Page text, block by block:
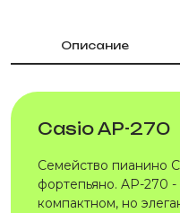
Описание
Casio AP-270
Семейство пианино
фортепьяно. AP-270 -
компактном, но